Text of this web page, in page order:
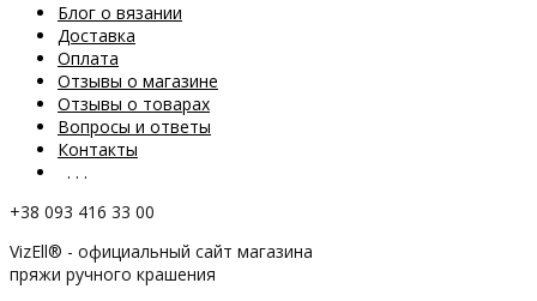
Блог о вязании
Доставка
Оплата
Отзывы о магазине
Отзывы о товарах
Вопросы и ответы
Контакты
. . .
+38 093 416 33 00
VizEll® - официальный сайт магазина
пряжи ручного крашения